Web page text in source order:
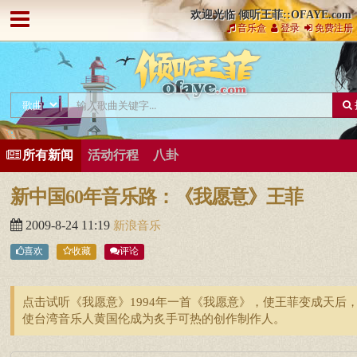
欢迎光临 倾听王菲::OFAYE.com
音乐盒 登录 免费注册
所有新闻 活动行程 八卦
新中国60年音乐路：《我愿意》王菲
2009-8-24 11:19 新浪音乐
喜欢 收藏 评论
点击试听《我愿意》1994年一首《我愿意》，使王菲变成天后
使台湾音乐人黄国伦成为炙手可热的创作制作人。